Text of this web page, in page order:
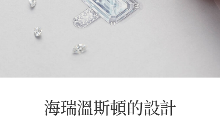
海瑞溫斯頓的設計